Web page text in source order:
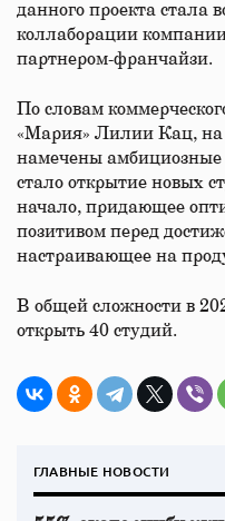
данного проекта стала
коллаборации
партнером-франчайзи.
По словам
«Мария» Лилии Кац, на
намечены
стало открытие новых
начало, придающее
позитивом перед
настраивающее на
В общей сложности в
открыть 40 студий.
ГЛАВНЫЕ НОВОСТИ